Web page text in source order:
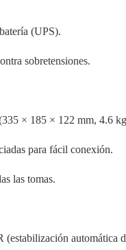
(UPS).
sobretensiones.
× 185 × 122 mm, 4.6
para fácil conexión.
las tomas.
automática